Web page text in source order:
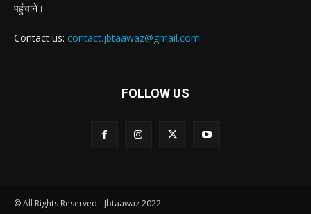
पहुंचाने।
Contact us: contact.jbtaawaz@gmail.com
FOLLOW US
© All Rights Reserved - Jbtaawaz 2022